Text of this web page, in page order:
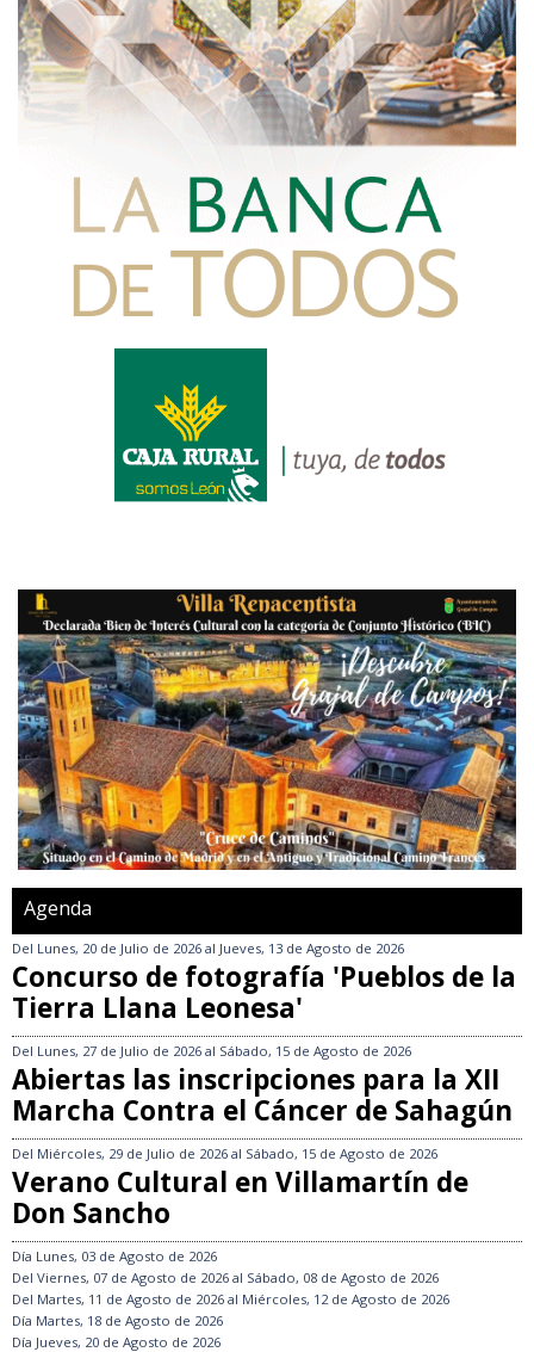
Agenda
Del Lunes, 20 de Julio de 2026 al Jueves, 13 de Agosto de 2026
Concurso de fotografía 'Pueblos de la
Tierra Llana Leonesa'
Del Lunes, 27 de Julio de 2026 al Sábado, 15 de Agosto de 2026
Abiertas las inscripciones para la XII
Marcha Contra el Cáncer de Sahagún
Del Miércoles, 29 de Julio de 2026 al Sábado, 15 de Agosto de 2026
Verano Cultural en Villamartín de
Don Sancho
Día Lunes, 03 de Agosto de 2026
Del Viernes, 07 de Agosto de 2026 al Sábado, 08 de Agosto de 2026
Del Martes, 11 de Agosto de 2026 al Miércoles, 12 de Agosto de 2026
Día Martes, 18 de Agosto de 2026
Día Jueves, 20 de Agosto de 2026